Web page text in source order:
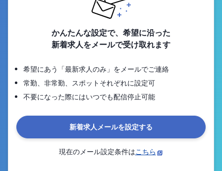
かんたんな設定で、希望に沿った
新着求人をメールで受け取れます
希望にあう「最新求人のみ」をメールでご連絡
常勤、非常勤、スポットそれぞれに設定可
不要になった際にはいつでも配信停止可能
新着求人メールを設定する
現在のメール設定条件はこちら